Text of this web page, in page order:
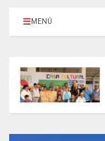
MENÚ